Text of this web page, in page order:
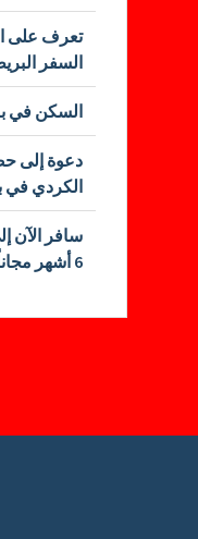
تعرف على
السفر
السكن في
دعوة إلى
الكردي في
سافر الآن
6 أشهر مجاناً!